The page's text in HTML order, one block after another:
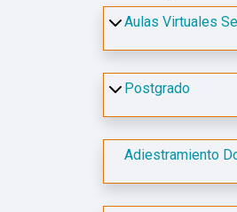
Aulas Virtuales
Postgrado
Adiestramiento